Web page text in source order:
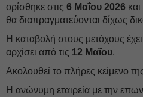
ορίσθηκε στις 6 Μαΐου 2026
θα διαπραγματεύονται δίχως
Η καταβολή στους μετόχους
αρχίσει από τις 12 Μαΐου.
Ακολουθεί το πλήρες κείμενο
Η ανώνυμη εταιρεία με την